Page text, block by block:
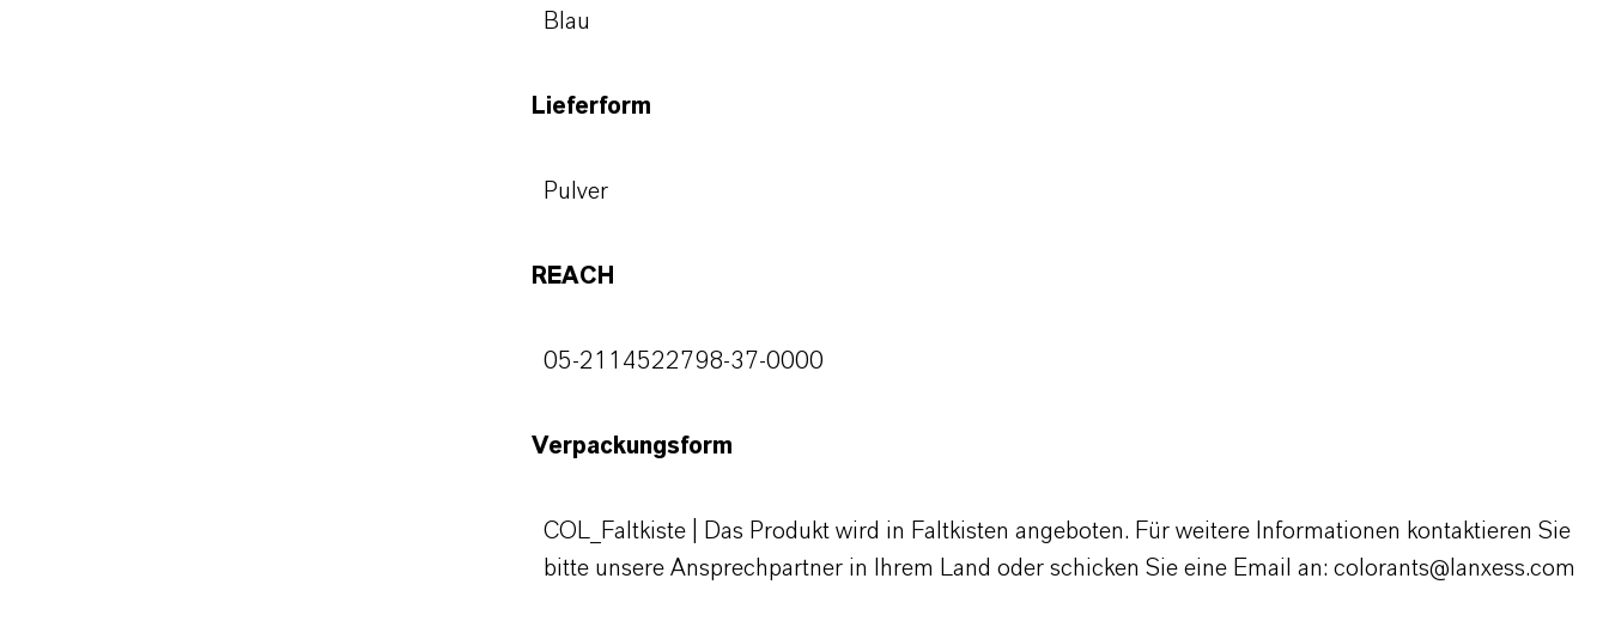
Blau
Lieferform
Pulver
REACH
05-2114522798-37-0000
Verpackungsform
COL_Faltkiste | Das Produkt wird in Faltkisten angeboten. Für weitere Informationen kontaktieren Sie
bitte unsere Ansprechpartner in Ihrem Land oder schicken Sie eine Email an: colorants@lanxess.com